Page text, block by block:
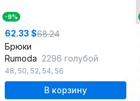
-9%
62.33 $68.24
Брюки
Rumoda 2296 голубой
48, 50, 52, 54, 56
В корзину